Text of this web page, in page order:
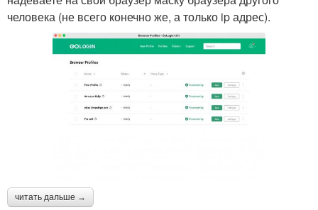
человека (не всего конечно же, а только ip адрес).
читать дальше →